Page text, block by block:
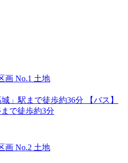
画 No.1 土地
城」駅まで徒歩約36分 【バス】
まで徒歩約3分
画 No.2 土地